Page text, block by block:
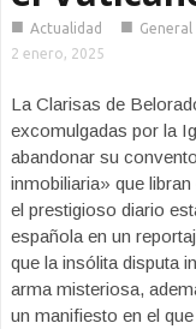
■ Actualidad ■ General
2 enero, 2025
La Clarisas de
excomulgadas por la
abandonar su
inmobiliaria» que
el prestigioso diario
española en un
que la insólita disputa
arma misteriosa,
un manifiesto en el